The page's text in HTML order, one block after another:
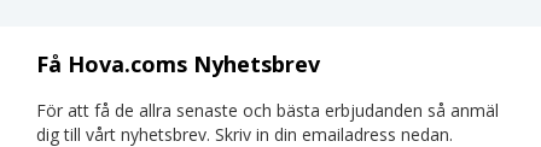
Få Hova.coms Nyhetsbrev
För att få de allra senaste och bästa erbjudanden så anmäl
dig till vårt nyhetsbrev. Skriv in din emailadress nedan.